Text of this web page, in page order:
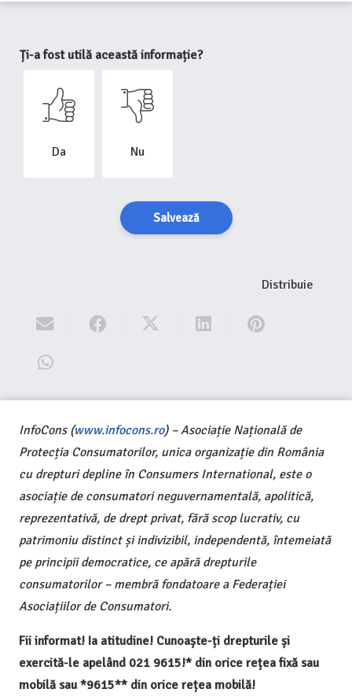
Ți-a fost utilă această informație?
Da Nu
Salvează
Distribuie
InfoCons (www.infocons.ro) – Asociație Națională de
Protecția Consumatorilor, unica organizație din România
cu drepturi depline în Consumers International, este o
asociație de consumatori neguvernamentală, apolitică,
reprezentativă, de drept privat, fără scop lucrativ, cu
patrimoniu distinct și indivizibil, independentă, întemeiată
pe principii democratice, ce apără drepturile
consumatorilor – membră fondatoare a Federației
Asociațiilor de Consumatori.
Fii informat! Ia atitudine! Cunoaște-ți drepturile și
exercită-le apelând 021 9615!* din orice rețea fixă sau
mobilă sau *9615** din orice rețea mobilă!